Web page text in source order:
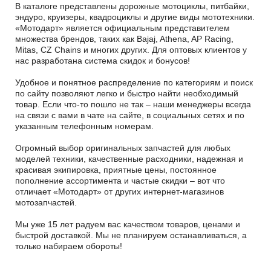
В каталоге представлены дорожные мотоциклы, питбайки,
эндуро, круизеры, квадроциклы и другие виды мототехники.
«Мотодарт» является официальным представителем
множества брендов, таких как Bajaj, Athena, AP Racing,
Mitas, CZ Chains и многих других. Для оптовых клиентов у
нас разработана система скидок и бонусов!
Удобное и понятное распределение по категориям и поиск
по сайту позволяют легко и быстро найти необходимый
товар. Если что-то пошло не так – наши менеджеры всегда
на связи с вами в чате на сайте, в социальных сетях и по
указанным телефонным номерам.
Огромный выбор оригинальных запчастей для любых
моделей техники, качественные расходники, надежная и
красивая экипировка, приятные цены, постоянное
пополнение ассортимента и частые скидки – вот что
отличает «Мотодарт» от других интернет-магазинов
мотозапчастей.
Мы уже 15 лет радуем вас качеством товаров, ценами и
быстрой доставкой. Мы не планируем останавливаться, а
только набираем обороты!